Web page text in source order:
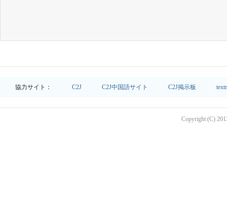
協力サイト： C2J C2J中国語サイト C2J掲示板
Copyright (C)